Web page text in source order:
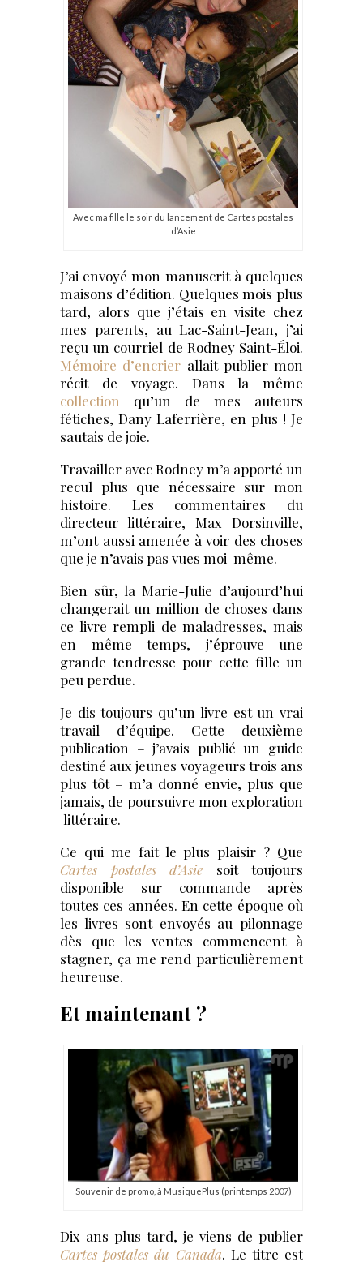
Avec ma fille le soir du lancement de Cartes postales
d’Asie
J’ai envoyé mon manuscrit à quelques
maisons d’édition. Quelques mois plus
tard, alors que j’étais en visite chez
mes parents, au Lac-Saint-Jean, j’ai
reçu un courriel de Rodney Saint-Éloi.
Mémoire d’encrier allait publier mon
récit de voyage. Dans la même
collection qu’un de mes auteurs
fétiches, Dany Laferrière, en plus ! Je
sautais de joie.
Travailler avec Rodney m’a apporté un
recul plus que nécessaire sur mon
histoire. Les commentaires du
directeur littéraire, Max Dorsinville,
m’ont aussi amenée à voir des choses
que je n’avais pas vues moi-même.
Bien sûr, la Marie-Julie d’aujourd’hui
changerait un million de choses dans
ce livre rempli de maladresses, mais
en même temps, j’éprouve une
grande tendresse pour cette fille un
peu perdue.
Je dis toujours qu’un livre est un vrai
travail d’équipe. Cette deuxième
publication – j’avais publié un guide
destiné aux jeunes voyageurs trois ans
plus tôt – m’a donné envie, plus que
jamais, de poursuivre mon exploration
littéraire.
Ce qui me fait le plus plaisir ? Que
Cartes postales d’Asie soit toujours
disponible sur commande après
toutes ces années. En cette époque où
les livres sont envoyés au pilonnage
dès que les ventes commencent à
stagner, ça me rend particulièrement
heureuse.
Et maintenant ?
Souvenir de promo, à MusiquePlus (printemps 2007)
Dix ans plus tard, je viens de publier
Cartes postales du Canada. Le titre est